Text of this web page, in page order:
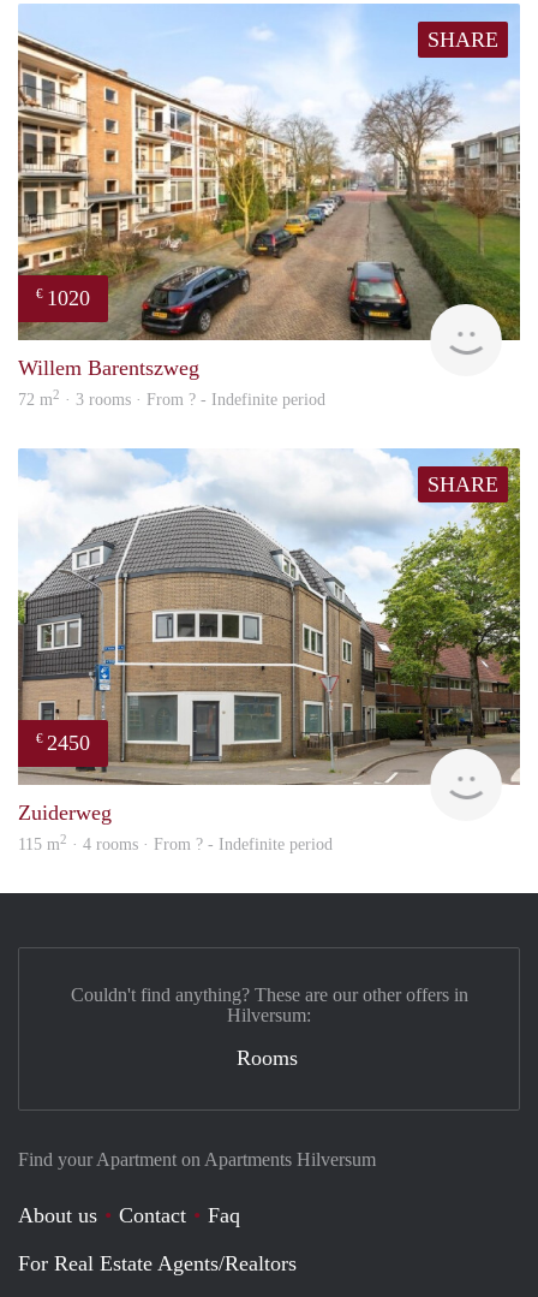
SHARE
€ 1020
Willem Barentszweg
72 m2 · 3 rooms · From ? - Indefinite period
SHARE
€ 2450
Zuiderweg
115 m2 · 4 rooms · From ? - Indefinite period
Find your Apartment on Apartments Hilversum
About us Contact
Faq
For Real Estate Agents/Realtors
Couldn't find anything? These are our other offers in
Hilversum:
Rooms